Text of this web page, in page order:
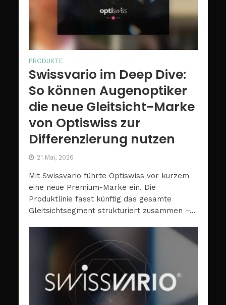
PRODUKTE
Swissvario im Deep Dive:
So können Augenoptiker
die neue Gleitsicht-Marke
von Optiswiss zur
Differenzierung nutzen
21 Mai, 2026
Mit Swissvario führte Optiswiss vor kurzem
eine neue Premium-Marke ein. Die
Produktlinie fasst künftig das gesamte
Gleitsichtsegment strukturiert zusammen –...